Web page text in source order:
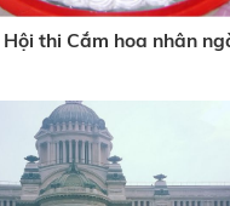
thi Cắm hoa nhân